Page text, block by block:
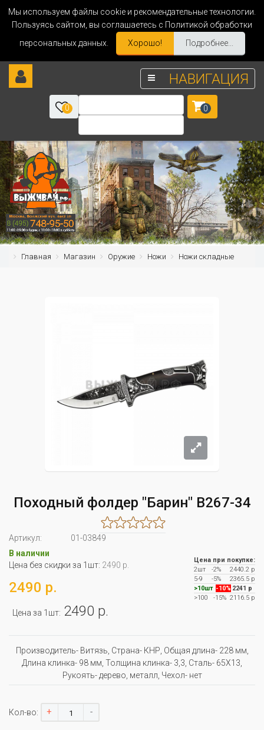
Мы используем файлы cookie и рекомендательные технологии.
Пользуясь сайтом, вы соглашаетесь с Политикой обработки
персональных данных.
Хорошо! Подробнее...
НАВИГАЦИЯ
0 0
Главная Магазин Оружие Ножи Ножи складные
Походный фолдер "Барин" B267-34
Артикул:
01-03849
В наличии
Цена без скидки за 1шт: 2490 р.
2490 р.
Цена за 1шт: 2490 р.
Цена при покупке:
2шт
-2%
2440.2 р
5-9
-5%
2365.5 р
>10шт -10% 2241 р
>100
-15% 2116.5 р
Производитель- Витязь, Страна- КНР, Oбщая длина- 228 мм,
Длина клинка- 98 мм, Толщина клинка- 3,3, Сталь- 65Х13,
Рукоять- дерево, металл, Чехол- нет
Кол-во: + -